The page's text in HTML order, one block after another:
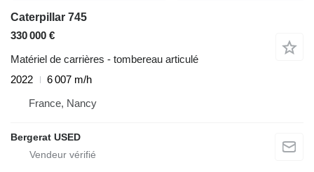
Caterpillar 745
330 000 €
Matériel de carrières - tombereau articulé
2022
6 007 m/h
France, Nancy
Bergerat USED